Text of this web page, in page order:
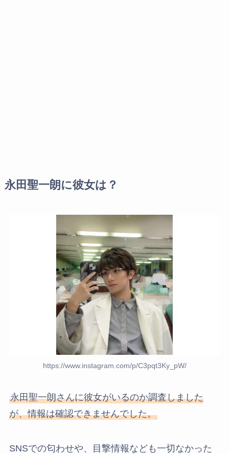
永田聖一朗に彼女は？
https://www.instagram.com/p/C3pqt3Ky_pW/
永田聖一朗さんに彼女がいるのか調査しました
が、情報は確認できませんでした。
SNSでの匂わせや、目撃情報なども一切なかった